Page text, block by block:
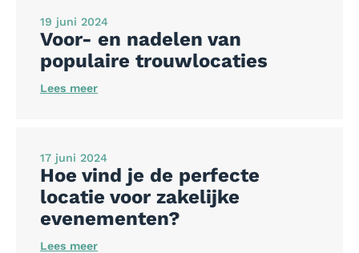
19 juni 2024
Voor- en nadelen van
populaire trouwlocaties
Lees meer
17 juni 2024
Hoe vind je de perfecte
locatie voor zakelijke
evenementen?
Lees meer